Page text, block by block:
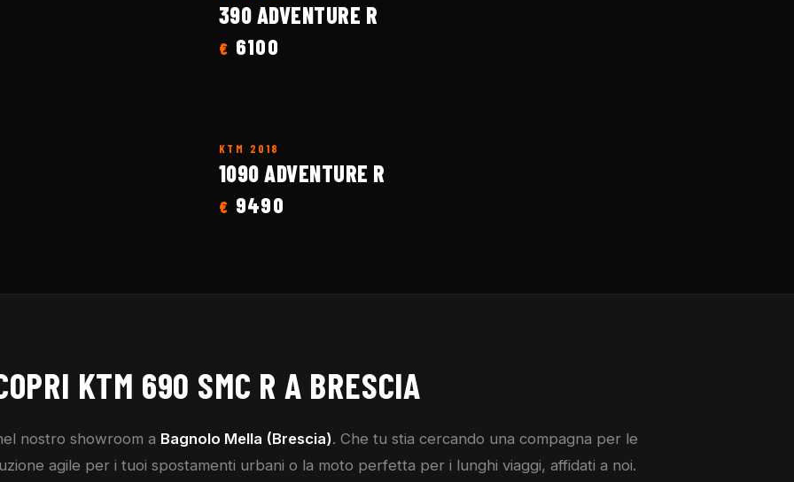
390 ADVENTURE R
€ 6100
KTM 2018
1090 ADVENTURE R
€ 9490
KTM 690 SMC R A BRESCIA
nostro showroom a Bagnolo Mella (Brescia). Che tu stia cercando una compagna per le
agile per i tuoi spostamenti urbani o la moto perfetta per i lunghi viaggi, affidati a noi.